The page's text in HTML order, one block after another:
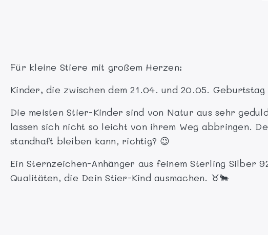
Für kleine Stiere mit großem Herzen:
Kinder, die zwischen dem 21.04. und 20.05.
Die meisten Stier-Kinder sind von Natur aus sehr
lassen sich nicht so leicht von ihrem Weg abbringen.
standhaft bleiben kann, richtig? 😉
Ein Sternzeichen-Anhänger aus feinem Sterling Silber
Qualitäten, die Dein Stier-Kind ausmachen. ♉🐂